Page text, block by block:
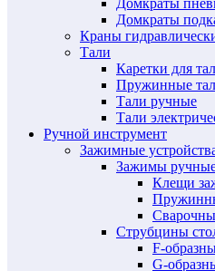
Домкраты
Краны
Тали
Каретки для
Пружинные
Тали ручные
Тали
Ручной инструмент
Зажимные
Зажимы
Клещи
Струбцины
F-
G-